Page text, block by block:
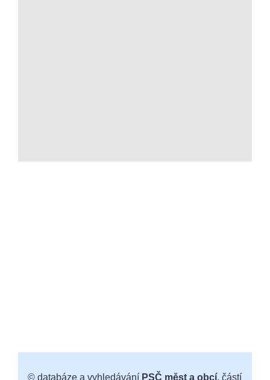
© databáze a vyhledávání PSČ měst a obcí, částí